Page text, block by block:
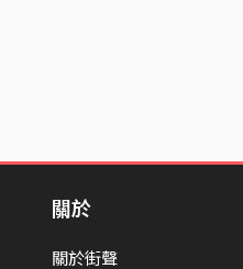
關於
關於街聲